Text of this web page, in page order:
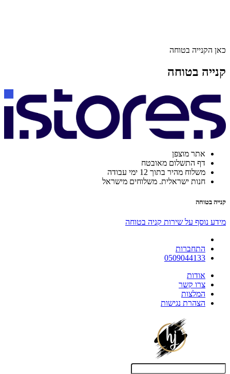
כאן הקנייה בטוחה
קנייה בטוחה
אתר מוצפן
דף התשלום מאובטח
משלוח מהיר בתוך 12 ימי עבודה
חנות ישראלית. משלוחים מישראל
קנייה בטוחה
מידע נוסף על שירות קניה בטוחה
התחברות
0509044133
אודות
צרו קשר
המלצות
הצהרת נגישות